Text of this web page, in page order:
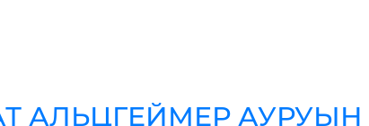
АЛЬЦГЕЙМЕР АУРУЫН